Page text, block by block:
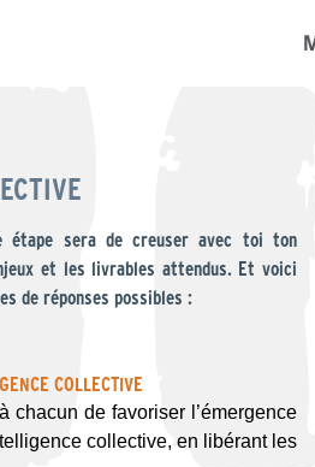
étape sera de creuser avec toi ton
et les livrables attendus. Et voici
de réponses possibles :
COLLECTIVE
chacun de favoriser l’émergence
collective, en libérant les